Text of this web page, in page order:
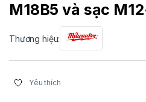
M18B5 và sạc
Thương hiệu:
Yêu thích